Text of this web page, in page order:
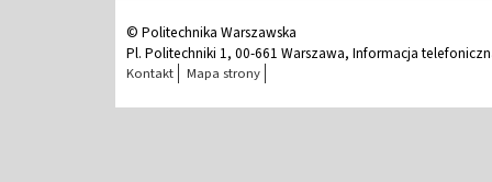
© Politechnika Warszawska
Pl. Politechniki 1, 00-661 Warszawa, Informacja
Kontakt Mapa strony